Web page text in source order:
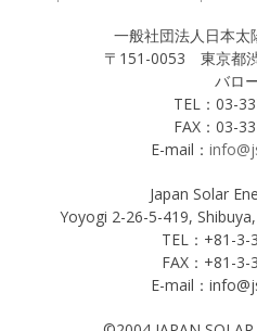
一般社団法人日本太
〒151-0053 東京都
バロール代
TEL：03-
FAX：03-
E-mail：
Japan Solar
Yoyogi 2-26-5-419,
TEL：+81-3-
FAX：+81-3-
E-mail：